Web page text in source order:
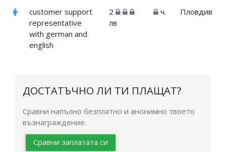
customer support
representative
with german and
english
2
лв
ч. Пловдив
ДОСТАТЪЧНО ЛИ ТИ ПЛАЩАТ?
Сравни напълно безплатно и анонимно твоето
възнаграждение.
Сравни заплатата си